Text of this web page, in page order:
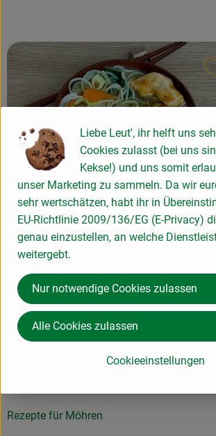
Ramen mit Chili-Hähnchen
Schwierigkeit:
Rezepte für Möhren
Liebe Leut', ihr helft uns
Cookies zulasst (bei uns
Kekse!) und uns somit
unser Marketing zu sammeln. Da wir
sehr wertschätzen, habt ihr in
EU-Richtlinie 2009/136/EG (E-Privacy)
genau einzustellen, an welche
weitergebt.
Cookieeinstellungen
Nur notwendige Cookies zulassen
Alle Cookies zulassen